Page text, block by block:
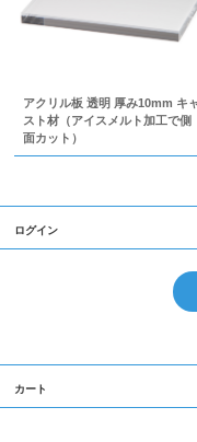
アクリル板 透明 厚み10mm キ
スト材（アイスメルト加工で側
面カット）
ログイン
カート